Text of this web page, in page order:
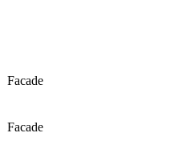
Facade
Facade